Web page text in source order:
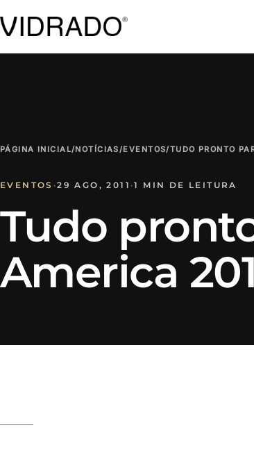
PÁGINA INICIAL/NOTÍCIAS/EVENTOS/TUDO PRONTO
EVENTOS ·29 AGO, 2011 ·1 MIN DE LEITURA
Tudo
America